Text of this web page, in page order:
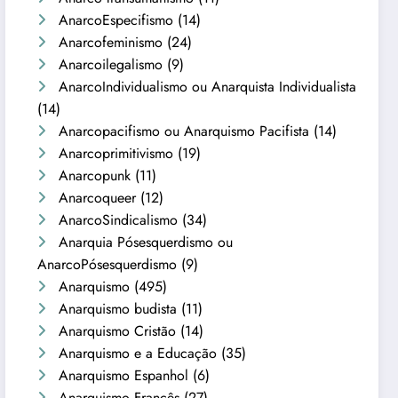
AnarcoEspecifismo (14)
Anarcofeminismo (24)
Anarcoilegalismo (9)
AnarcoIndividualismo ou Anarquista Individualista
(14)
Anarcopacifismo ou Anarquismo Pacifista (14)
Anarcoprimitivismo (19)
Anarcopunk (11)
Anarcoqueer(12)
AnarcoSindicalismo (34)
Anarquia Pósesquerdismo ou
AnarcoPósesquerdismo (9)
Anarquismo (495)
Anarquismo budista (11)
Anarquismo Cristão (14)
Anarquismo e a Educação (35)
Anarquismo Espanhol (6)